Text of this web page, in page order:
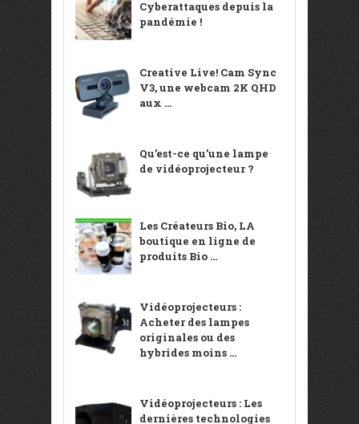
Cyberattaques depuis la
pandémie !
Creative Live! Cam Sync
V3, une webcam 2K QHD
aux ...
Qu’est-ce qu’une lampe
de vidéoprojecteur ?
Les Créateurs Bio, LA
boutique en ligne de
produits Bio ...
Vidéoprojecteurs :
Acheter des lampes
originales ou des
hybrides moins ...
Vidéoprojecteurs : Les
dernières technologies